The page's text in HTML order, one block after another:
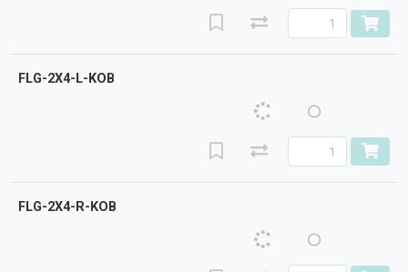
FLG-2X4-L-KOB
FLG-2X4-R-KOB